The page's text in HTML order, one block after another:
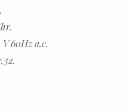
60Hz a.c.